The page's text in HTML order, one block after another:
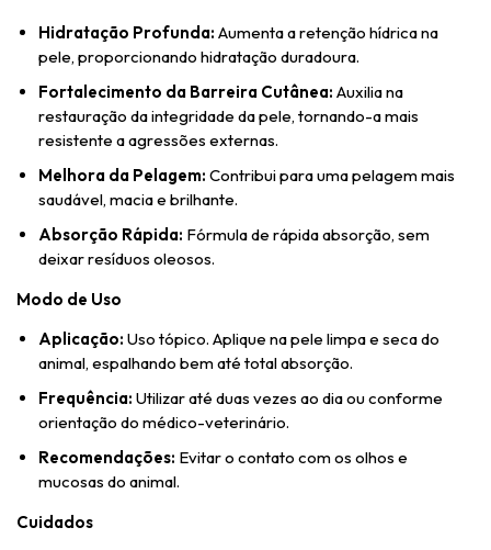
Hidratação Profunda: Aumenta a retenção hídrica na
pele, proporcionando hidratação duradoura.
Fortalecimento da Barreira Cutânea: Auxilia na
restauração da integridade da pele, tornando-a mais
resistente a agressões externas.
Melhora da Pelagem: Contribui para uma pelagem mais
saudável, macia e brilhante.
Absorção Rápida: Fórmula de rápida absorção, sem
deixar resíduos oleosos.
Modo de Uso
Aplicação: Uso tópico. Aplique na pele limpa e seca do
animal, espalhando bem até total absorção.
Frequência: Utilizar até duas vezes ao dia ou conforme
orientação do médico-veterinário.
Recomendações: Evitar o contato com os olhos e
mucosas do animal.
Cuidados